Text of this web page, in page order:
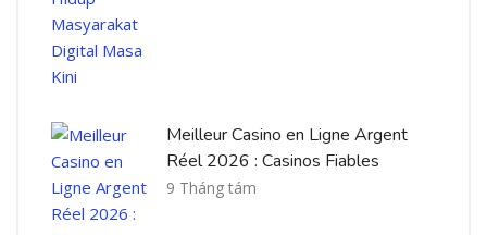
Meilleur Casino en Ligne Argent
Réel 2026 : Casinos Fiables
9 Tháng tám